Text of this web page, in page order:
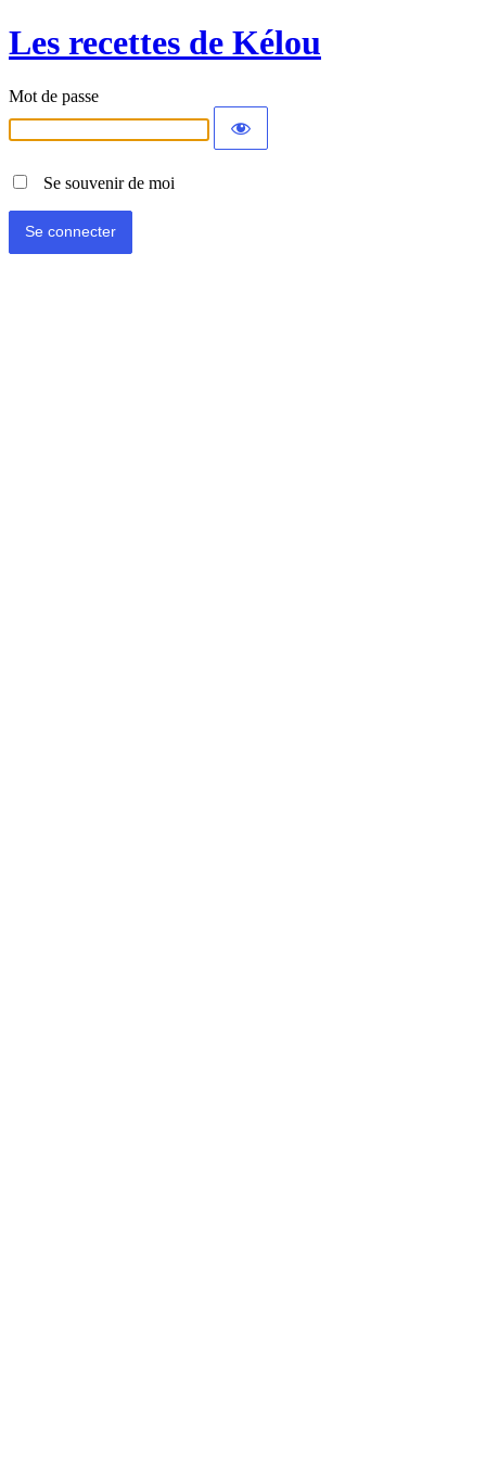
Les recettes de Kélou
Mot de passe
Se souvenir de moi